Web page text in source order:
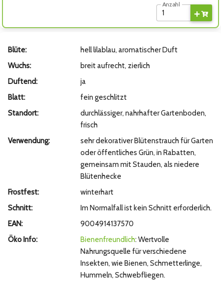
Anzahl
Blüte:
hell lilablau, aromatischer Duft
Wuchs:
breit aufrecht, zierlich
Duftend:
ja
Blatt:
fein geschlitzt
Standort:
durchlässiger, nahrhafter Gartenboden,
frisch
Verwendung:
sehr dekorativer Blütenstrauch für Garten
oder öffentliches Grün, in Rabatten,
gemeinsam mit Stauden, als niedere
Blütenhecke
Frostfest:
winterhart
Schnitt:
Im Normalfall ist kein Schnitt erforderlich.
EAN:
9004914137570
Öko Info:
Bienenfreundlich: Wertvolle
Nahrungsquelle für verschiedene
Insekten, wie Bienen, Schmetterlinge,
Hummeln, Schwebfliegen.